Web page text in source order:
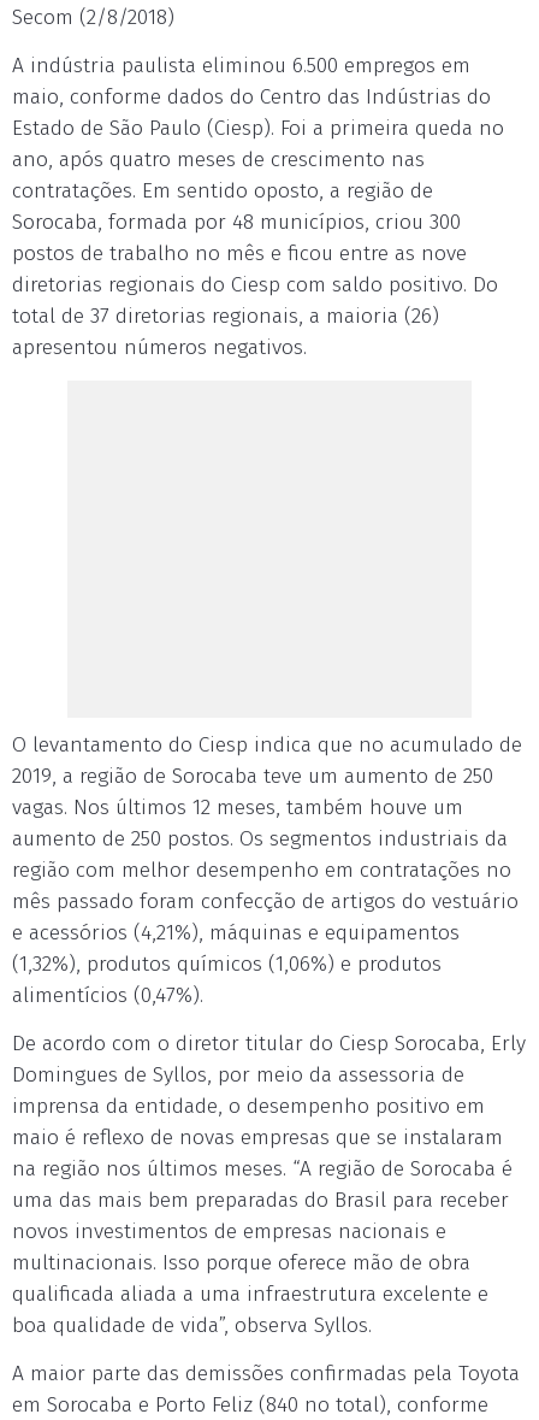
Secom (2/8/2018)
A indústria paulista eliminou 6.500 empregos em
maio, conforme dados do Centro das Indústrias do
Estado de São Paulo (Ciesp). Foi a primeira queda no
ano, após quatro meses de crescimento nas
contratações. Em sentido oposto, a região de
Sorocaba, formada por 48 municípios, criou 300
postos de trabalho no mês e ficou entre as nove
diretorias regionais do Ciesp com saldo positivo. Do
total de 37 diretorias regionais, a maioria (26)
apresentou números negativos.
O levantamento do Ciesp indica que no acumulado de
2019, a região de Sorocaba teve um aumento de 250
vagas. Nos últimos 12 meses, também houve um
aumento de 250 postos. Os segmentos industriais da
região com melhor desempenho em contratações no
mês passado foram confecção de artigos do vestuário
e acessórios (4,21%), máquinas e equipamentos
(1,32%), produtos químicos (1,06%) e produtos
alimentícios (0,47%).
De acordo com o diretor titular do Ciesp Sorocaba, Erly
Domingues de Syllos, por meio da assessoria de
imprensa da entidade, o desempenho positivo em
maio é reflexo de novas empresas que se instalaram
na região nos últimos meses. “A região de Sorocaba é
uma das mais bem preparadas do Brasil para receber
novos investimentos de empresas nacionais e
multinacionais. Isso porque oferece mão de obra
qualificada aliada a uma infraestrutura excelente e
boa qualidade de vida”, observa Syllos.
A maior parte das demissões confirmadas pela Toyota
em Sorocaba e Porto Feliz (840 no total), conforme